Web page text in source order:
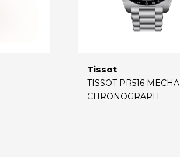
Tissot
TISSOT PR516
CHRONOGRAPH